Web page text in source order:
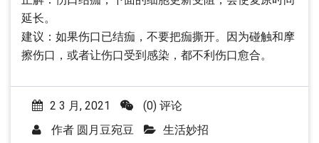
延长。
建议：如果伤口已结痂，不要把痂撕开。因为碰触和摩
擦伤口，或者让伤口受到感染，都不利伤口愈合。
2 3 月, 2021
(0) 评论
作者 圆月豆宛豆 生活妙招